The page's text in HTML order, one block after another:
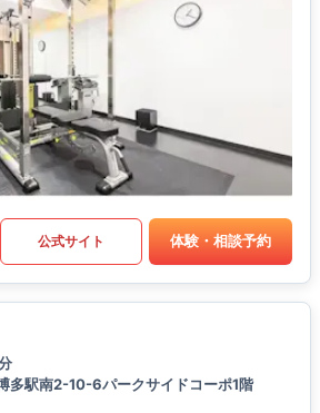
公式サイト 体験・相談予約
多駅南2-10-6パークサイドコーポ1階